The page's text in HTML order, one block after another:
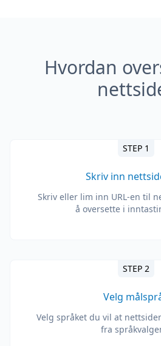
Hvordan
STEP 1
Skriv inn
Skriv eller lim inn URL-en til
å oversette i
STEP 2
Velg
Velg språket du vil at
fra